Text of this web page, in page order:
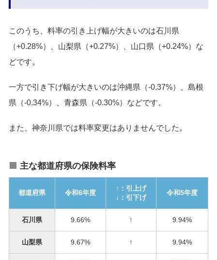
このうち、料率の引き上げ幅が大きいのは石川県
（+0.28%）、山梨県（+0.27%）、山口県（+0.24%）な
どです。
一方で引き下げ幅が大きいのは沖縄県（-0.37%）、島根
県（-0.34%）、青森県（-0.30%）などです。
また、神奈川県では料率変更はありませんでした。
主な都道府県の保険料率
都道府県 令和6年度
↑：引上げ
↓：引下げ
令和5年度
石川県 9.66% ↑ 9.94%
山梨県 9.67% ↑ 9.94%